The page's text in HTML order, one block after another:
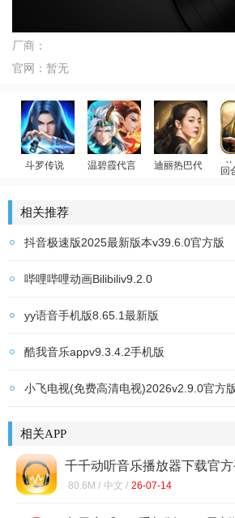
厂商：
官网： 暂无
斗罗传说
温碧霞代言
迪丽热巴代言
回
相关推荐
抖音极速版2025最新版本v39.6.0官方版
哔哩哔哩动画Bilibiliv9.2.0
yy语音手机版8.65.1最新版
酷我音乐appv9.3.4.2手机版
小飞电视(免费高清电视)2026v2.9.0官方
相关APP
千千动听音乐播放器下载官
80.6M / 中文 / 26-07-14